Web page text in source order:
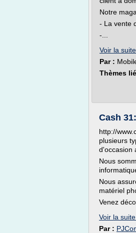
Notre
- La vente
-...
Voir la suite
Par :
Thèmes
Cash
http://
plusieurs
d'occasion
Nous
Nous
matériel
Venez
Voir la suite
Par :